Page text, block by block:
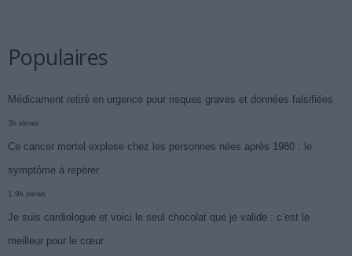
Populaires
Médicament retiré en urgence pour risques graves et données falsifiées
3k views
Ce cancer mortel explose chez les personnes nées après 1980 : le
symptôme à repérer
1.9k views
Je suis cardiologue et voici le seul chocolat que je valide : c’est le
meilleur pour le cœur